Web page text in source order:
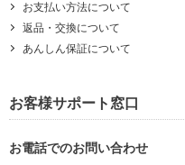
お支払い方法について
返品・交換について
あんしん保証について
お客様サポート窓口
お電話でのお問い合わせ